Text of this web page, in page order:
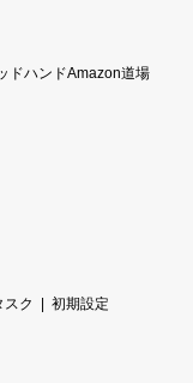
ドハンドAmazon道場
スク
初期設定